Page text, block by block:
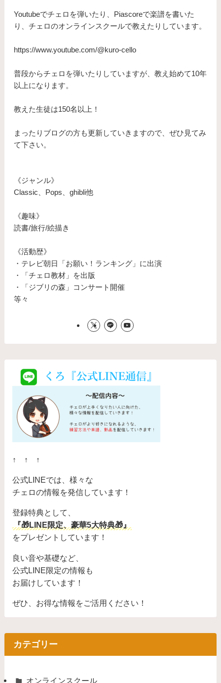
Youtubeでチェロを弾いたり、Piascoreで楽譜を書いた
り、チェロのオンラインスクールで教えたりしています。
https://www.youtube.com/@kuro-cello
普段からチェロを弾いたりしていますが、教え始めて10年
以上になります。
​教えた生徒は150名以上！
まったりブログの方も更新していきますので、ぜひ見てみ
て下さい。
《ジャンル》
Classic、Pops、ghibli他
《趣味》
読書/旅行/絵描き
《活動歴》
・テレビ朝日「お願い！ランキング」に出演
・「チェロ教材」を出版
・「ジブリの森」コンサート開催
等々
↑ ↑ ↑
公式LINEでは、様々な
チェロの情報を発信しています！
登録特典として、
『🎁LINE限定、豪華5大特典🎁』
をプレゼントしています！
良い音や基礎など、
公式LINE限定の情報も
お届けしています！
ぜひ、お得な情報をご活用ください！
カテゴリー
オンラインスクール